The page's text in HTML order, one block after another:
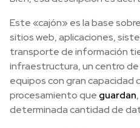
Este «cajón» es la base
sitios web, aplicaciones,
transporte de información
infraestructura, un centro
equipos con gran capacidad
procesamiento que guardan,
determinada cantidad de